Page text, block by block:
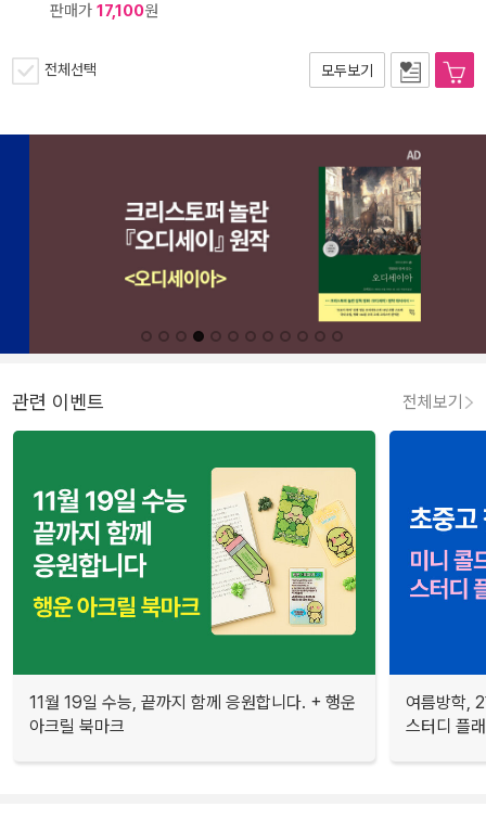
판매가 17,100원
전체선택 모두보기
관련 이벤트 전체보기
11월 19일 수능, 끝까지 함께 응원합니다. + 행운
아크릴 북마크
여름방학,
스터디 플